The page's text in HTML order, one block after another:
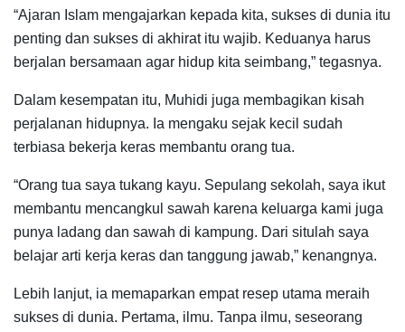
“Ajaran Islam mengajarkan kepada kita, sukses di dunia itu
penting dan sukses di akhirat itu wajib. Keduanya harus
berjalan bersamaan agar hidup kita seimbang,” tegasnya.
Dalam kesempatan itu, Muhidi juga membagikan kisah
perjalanan hidupnya. Ia mengaku sejak kecil sudah
terbiasa bekerja keras membantu orang tua.
“Orang tua saya tukang kayu. Sepulang sekolah, saya ikut
membantu mencangkul sawah karena keluarga kami juga
punya ladang dan sawah di kampung. Dari situlah saya
belajar arti kerja keras dan tanggung jawab,” kenangnya.
Lebih lanjut, ia memaparkan empat resep utama meraih
sukses di dunia. Pertama, ilmu. Tanpa ilmu, seseorang